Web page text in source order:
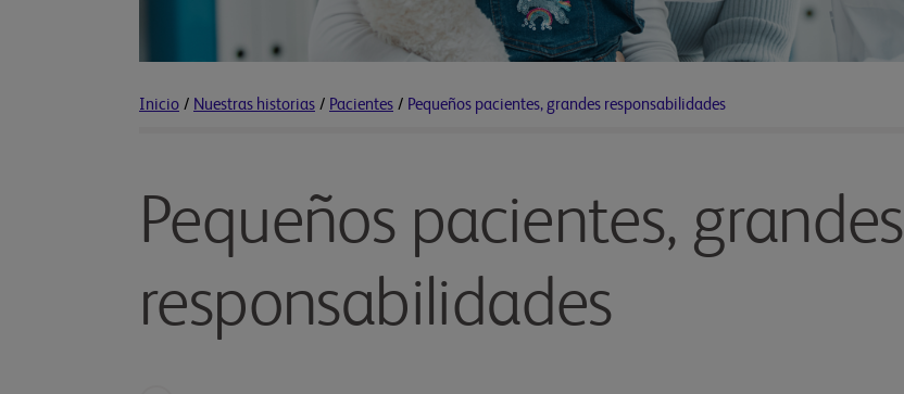
Inicio / Nuestras historias / Pacientes / Pequeños pacientes, grandes responsabilidades
Pequeños pacientes, grandes
responsabilidades